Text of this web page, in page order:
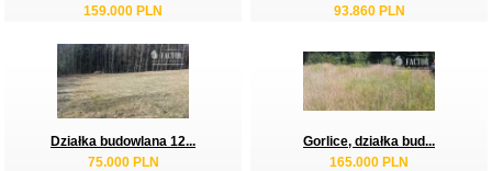
159.000 PLN
93.860 PLN
Działka budowlana 12...
75.000 PLN
Gorlice, działka bud...
165.000 PLN